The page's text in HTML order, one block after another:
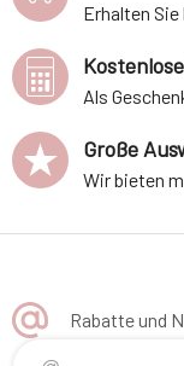
Erhalten
Als
Große
Wir bieten
Rabatte und